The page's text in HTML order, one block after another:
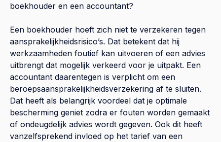
boekhouder en een accountant?
Een boekhouder hoeft zich niet te verzekeren tegen
aansprakelijkheidsrisico’s. Dat betekent dat hij
werkzaamheden foutief kan uitvoeren of een advies
uitbrengt dat mogelijk verkeerd voor je uitpakt. Een
accountant daarentegen is verplicht om een
beroepsaansprakelijkheidsverzekering af te sluiten.
Dat heeft als belangrijk voordeel dat je optimale
bescherming geniet zodra er fouten worden gemaakt
of ondeugdelijk advies wordt gegeven. Ook dit heeft
vanzelfsprekend invloed op het tarief van een